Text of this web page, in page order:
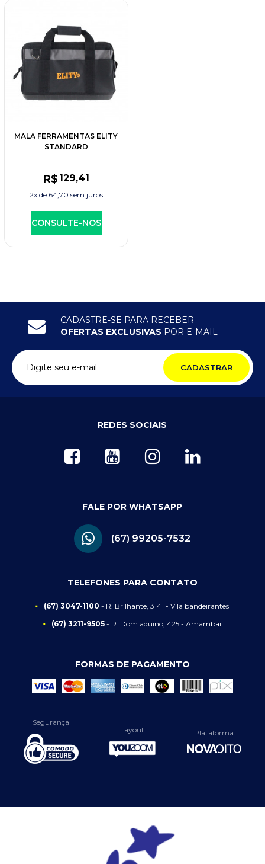
MALA FERRAMENTAS ELITY
STANDARD
R$ 129,41
2x de 64,70 sem juros
CONSULTE-NOS
CADASTRE-SE PARA RECEBER
OFERTAS EXCLUSIVAS POR E-MAIL
CADASTRAR
REDES SOCIAIS
FALE POR WHATSAPP
(67) 99205-7532
TELEFONES PARA CONTATO
(67) 3047-1100 - R. Brilhante, 3141 - Vila bandeirantes
(67) 3211-9505 - R. Dom aquino, 425 - Amambai
FORMAS DE PAGAMENTO
Segurança
Layout
Plataforma